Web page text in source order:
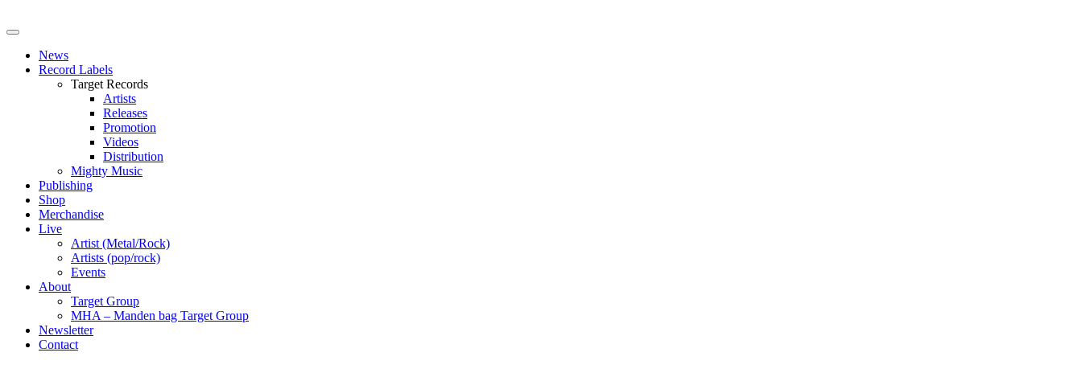
News
Record Labels
Target Records
Artists
Releases
Promotion
Videos
Distribution
Mighty Music
Publishing
Shop
Merchandise
Live
Artist (Metal/Rock)
Artists (pop/rock)
Events
About
Target Group
MHA – Manden bag Target Group
Newsletter
Contact